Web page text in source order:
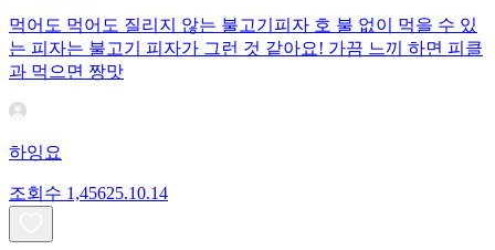
먹어도 먹어도 질리지 않는 불고기피자 호 불 없이 먹을 수 있
는 피자는 불고기 피자가 그런 것 같아요! 가끔 느끼 하면 피클
과 먹으면 짱맛
하잉요
조회수 1,45625.10.14